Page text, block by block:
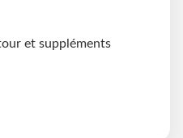
et suppléments